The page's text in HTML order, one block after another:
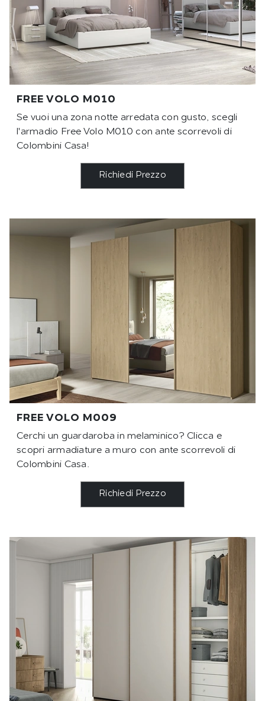
FREE VOLO M010
Se vuoi una zona notte arredata con gusto, scegli
l'armadio Free Volo M010 con ante scorrevoli di
Colombini Casa!
Richiedi Prezzo
FREE VOLO M009
Cerchi un guardaroba in melaminico? Clicca e
scopri armadiature a muro con ante scorrevoli di
Colombini Casa.
Richiedi Prezzo